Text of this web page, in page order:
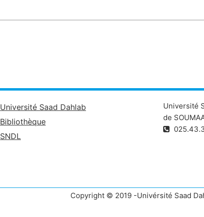
Université Saad Dahlab
Bibliothèque
SNDL
Université
de
Copyright © 2019 -Univérsité Saad